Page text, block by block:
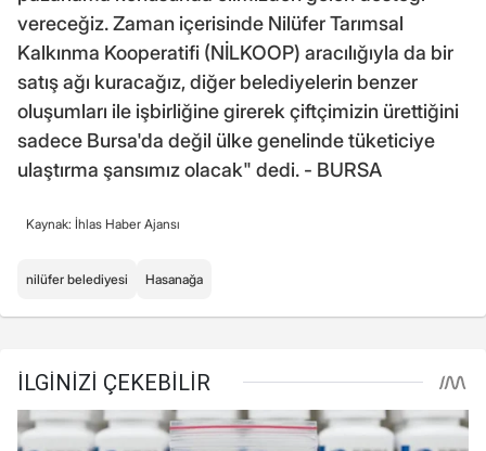
vereceğiz. Zaman içerisinde Nilüfer Tarımsal
Kalkınma Kooperatifi (NİLKOOP) aracılığıyla da bir
satış ağı kuracağız, diğer belediyelerin benzer
oluşumları ile işbirliğine girerek çiftçimizin ürettiğini
sadece Bursa'da değil ülke genelinde tüketiciye
ulaştırma şansımız olacak" dedi. - BURSA
Kaynak: İhlas Haber Ajansı
nilüfer belediyesi Hasanağa